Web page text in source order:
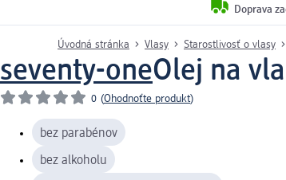
Doprava
Úvodná stránka Vlasy Starostlivosť o vlasy
seventy-oneOlej na
0 (Ohodnoťte produkt)
bez parabénov
bez alkoholu